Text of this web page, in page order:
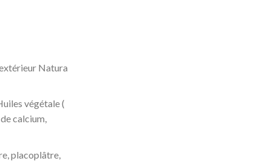
Natura
végétale (
calcium,
placoplâtre,